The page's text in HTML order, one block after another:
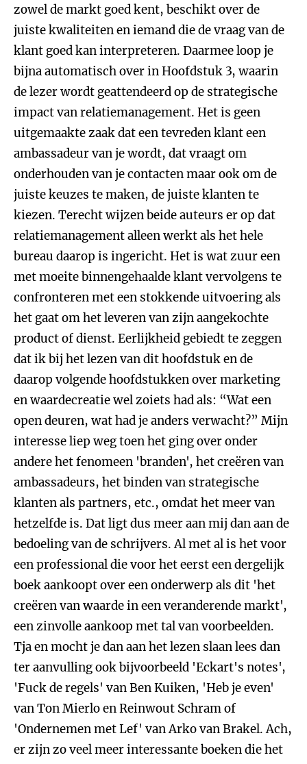
zowel de markt goed kent, beschikt over de
juiste kwaliteiten en iemand die de vraag van de
klant goed kan interpreteren. Daarmee loop je
bijna automatisch over in Hoofdstuk 3, waarin
de lezer wordt geattendeerd op de strategische
impact van relatiemanagement. Het is geen
uitgemaakte zaak dat een tevreden klant een
ambassadeur van je wordt, dat vraagt om
onderhouden van je contacten maar ook om de
juiste keuzes te maken, de juiste klanten te
kiezen. Terecht wijzen beide auteurs er op dat
relatiemanagement alleen werkt als het hele
bureau daarop is ingericht. Het is wat zuur een
met moeite binnengehaalde klant vervolgens te
confronteren met een stokkende uitvoering als
het gaat om het leveren van zijn aangekochte
product of dienst. Eerlijkheid gebiedt te zeggen
dat ik bij het lezen van dit hoofdstuk en de
daarop volgende hoofdstukken over marketing
en waardecreatie wel zoiets had als: “Wat een
open deuren, wat had je anders verwacht?” Mijn
interesse liep weg toen het ging over onder
andere het fenomeen 'branden', het creëren van
ambassadeurs, het binden van strategische
klanten als partners, etc., omdat het meer van
hetzelfde is. Dat ligt dus meer aan mij dan aan de
bedoeling van de schrijvers. Al met al is het voor
een professional die voor het eerst een dergelijk
boek aankoopt over een onderwerp als dit 'het
creëren van waarde in een veranderende markt',
een zinvolle aankoop met tal van voorbeelden.
Tja en mocht je dan aan het lezen slaan lees dan
ter aanvulling ook bijvoorbeeld 'Eckart's notes',
'Fuck de regels' van Ben Kuiken, 'Heb je even'
van Ton Mierlo en Reinwout Schram of
'Ondernemen met Lef' van Arko van Brakel. Ach,
er zijn zo veel meer interessante boeken die het